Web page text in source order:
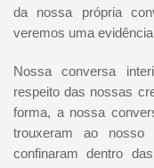
da nossa própria
veremos uma
Nossa conversa
respeito das nossas
forma, a nossa
trouxeram ao
confinaram dentro